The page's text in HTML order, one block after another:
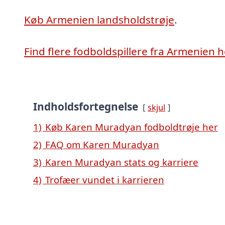
Køb Armenien landsholdstrøje.
Find flere fodboldspillere fra Armenien
Indholdsfortegnelse skjul
1) Køb Karen Muradyan fodboldtrøje her
2) FAQ om Karen Muradyan
3) Karen Muradyan stats og karriere
4) Trofæer vundet i karrieren